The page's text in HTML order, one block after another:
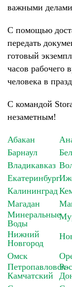
важными
С помощью
передать
готовый
часов рабочего
человека в
С командой
незаметным!
Абакан
Барнаул
Владикавказ
Екатеринбург
Калининград
Магадан
Минеральные
Воды
Нижний
Новгород
Омск
Петропавловск-
Камчатский